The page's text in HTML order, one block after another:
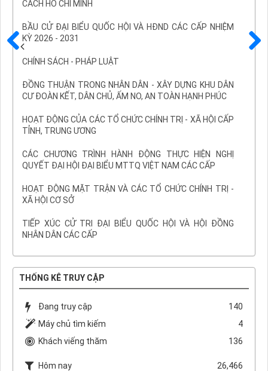
CÁCH HỒ CHÍ MINH
BẦU CỬ ĐẠI BIỂU QUỐC HỘI VÀ HĐND CÁC CẤP NHIỆM
KỲ 2026 - 2031
CHÍNH SÁCH - PHÁP LUẬT
ĐỒNG THUẬN TRONG NHÂN DÂN - XÂY DỰNG KHU DÂN
CƯ ĐOÀN KẾT, DÂN CHỦ, ẤM NO, AN TOÀN HẠNH PHÚC
HOẠT ĐỘNG CỦA CÁC TỔ CHỨC CHÍNH TRỊ - XÃ HỘI CẤP
TỈNH, TRUNG ƯƠNG
CÁC CHƯƠNG TRÌNH HÀNH ĐỘNG THỰC HIỆN NGHỊ
QUYẾT ĐẠI HỘI ĐẠI BIỂU MTTQ VIỆT NAM CÁC CẤP
HOẠT ĐỘNG MẶT TRẬN VÀ CÁC TỔ CHỨC CHÍNH TRỊ -
XÃ HỘI CƠ SỞ
TIẾP XÚC CỬ TRI ĐẠI BIỂU QUỐC HỘI VÀ HỘI ĐỒNG
NHÂN DÂN CÁC CẤP
THỐNG KÊ TRUY CẬP
Đang truy cập
140
Máy chủ tìm kiếm
4
Khách viếng thăm
136
Hôm nay
26,466
Trước